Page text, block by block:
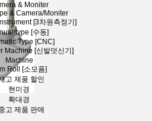
& Moniter
& Camera/Moniter
[3차원측정기]
type [수동]
Type [CNC]
Machine [신발덧신기]
Machine
Roll [소모품]
고 제품 할인
현미경
확대경
고 제품 판매